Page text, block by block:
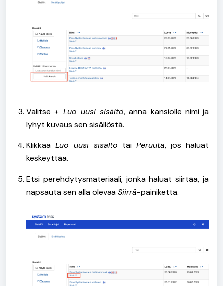
Valitse+ Luo uusi sisältö, anna kansiolle nimi ja
lyhyt kuvaus sen sisällöstä.
Klikkaa Luo uusi sisältö tai Peruuta, jos haluat
keskeyttää.
Etsi perehdytysmateriaali, jonka haluat siirtää, ja
napsauta sen alla olevaaSiirrä-painiketta.